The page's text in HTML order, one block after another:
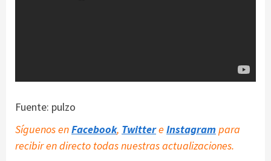
Fuente: pulzo
Síguenos enFacebook, Twittere Instagram para
recibir en directo todas nuestras actualizaciones.